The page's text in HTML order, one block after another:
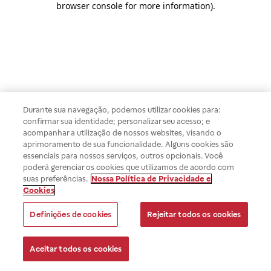
browser console for more information).
Durante sua navegação, podemos utilizar cookies para:
confirmar sua identidade; personalizar seu acesso; e
acompanhar a utilização de nossos websites, visando o
aprimoramento de sua funcionalidade. Alguns cookies são
essenciais para nossos serviços, outros opcionais. Você
poderá gerenciar os cookies que utilizamos de acordo com
suas preferências. Nossa Política de Privacidade e
Cookies
Definições de cookies Rejeitar todos os cookies
Aceitar todos os cookies